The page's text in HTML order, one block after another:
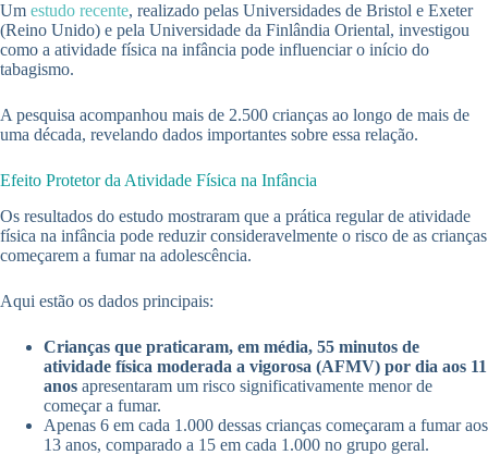
Um estudo recente, realizado pelas Universidades de Bristol e Exeter
(Reino Unido) e pela Universidade da Finlândia Oriental, investigou
como a atividade física na infância pode influenciar o início do
tabagismo.
A pesquisa acompanhou mais de 2.500 crianças ao longo de mais de
uma década, revelando dados importantes sobre essa relação.
Efeito Protetor da Atividade Física na Infância
Os resultados do estudo mostraram que a prática regular de atividade
física na infância pode reduzir consideravelmente o risco de as crianças
começarem a fumar na adolescência.
Aqui estão os dados principais:
Crianças que praticaram, em média, 55 minutos de
atividade física moderada a vigorosa (AFMV) por dia aos 11
anos apresentaram um risco significativamente menor de
começar a fumar.
Apenas 6 em cada 1.000 dessas crianças começaram a fumar aos
13 anos, comparado a 15 em cada 1.000 no grupo geral.